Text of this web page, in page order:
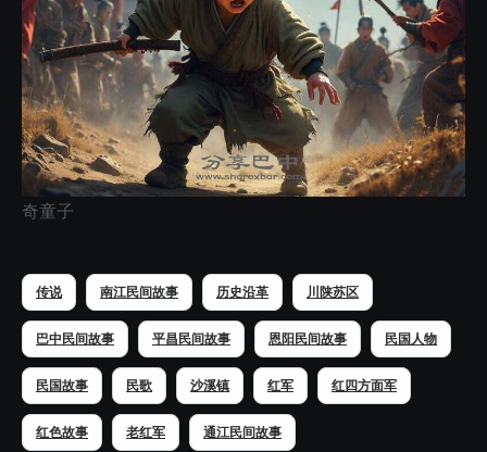
奇童子
传说 南江民间故事 历史沿革 川陕苏区
巴中民间故事 平昌民间故事 恩阳民间故事 民国人物
民国故事 民歌 沙溪镇 红军 红四方面军
红色故事 老红军 通江民间故事